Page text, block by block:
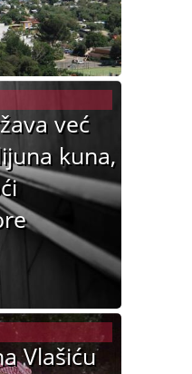
već
kuna,
Vlašiću